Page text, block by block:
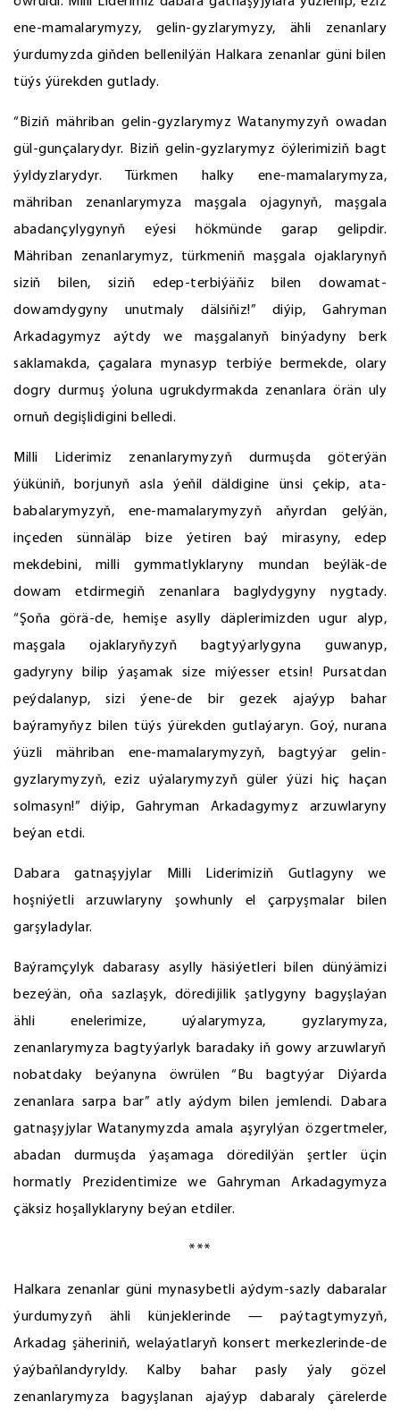
ene-mamalarymyzy, gelin-gyzlarymyzy, ähli zenanlary
ýurdumyzda giňden bellenilýän Halkara zenanlar güni bilen
tüýs ýürekden gutlady.
“Biziň mähriban gelin-gyzlarymyz Watanymyzyň owadan
gül-gunçalarydyr. Biziň gelin-gyzlarymyz öýlerimiziň bagt
ýyldyzlarydyr. Türkmen halky ene-mamalarymyza,
mähriban zenanlarymyza maşgala ojagynyň, maşgala
abadançylygynyň eýesi hökmünde garap gelipdir.
Mähriban zenanlarymyz, türkmeniň maşgala ojaklarynyň
siziň bilen, siziň edep-terbiýäňiz bilen dowamat-
dowamdygyny unutmaly dälsiňiz!” diýip, Gahryman
Arkadagymyz aýtdy we maşgalanyň binýadyny berk
saklamakda, çagalara mynasyp terbiýe bermekde, olary
dogry durmuş ýoluna ugrukdyrmakda zenanlara örän uly
ornuň degişlidigini belledi.
Milli Liderimiz zenanlarymyzyň durmuşda göterýän
ýüküniň, borjunyň asla ýeňil däldigine ünsi çekip, ata-
babalarymyzyň, ene-mamalarymyzyň aňyrdan gelýän,
inçeden sünnäläp bize ýetiren baý mirasyny, edep
mekdebini, milli gymmatlyklaryny mundan beýläk-de
dowam etdirmegiň zenanlara baglydygyny nygtady.
“Şoňa görä-de, hemişe asylly däplerimizden ugur alyp,
maşgala ojaklaryňyzyň bagtyýarlygyna guwanyp,
gadyryny bilip ýaşamak size miýesser etsin! Pursatdan
peýdalanyp, sizi ýene-de bir gezek ajaýyp bahar
baýramyňyz bilen tüýs ýürekden gutlaýaryn. Goý, nurana
ýüzli mähriban ene-mamalarymyzyň, bagtyýar gelin-
gyzlarymyzyň, eziz uýalarymyzyň güler ýüzi hiç haçan
solmasyn!” diýip, Gahryman Arkadagymyz arzuwlaryny
beýan etdi.
Dabara gatnaşyjylar Milli Liderimiziň Gutlagyny we
hoşniýetli arzuwlaryny şowhunly el çarpyşmalar bilen
garşyladylar.
Baýramçylyk dabarasy asylly häsiýetleri bilen dünýämizi
bezeýän, oňa sazlaşyk, döredijilik şatlygyny bagyşlaýan
ähli enelerimize, uýalarymyza, gyzlarymyza,
zenanlarymyza bagtyýarlyk baradaky iň gowy arzuwlaryň
nobatdaky beýanyna öwrülen “Bu bagtyýar Diýarda
zenanlara sarpa bar” atly aýdym bilen jemlendi. Dabara
gatnaşyjylar Watanymyzda amala aşyrylýan özgertmeler,
abadan durmuşda ýaşamaga döredilýän şertler üçin
hormatly Prezidentimize we Gahryman Arkadagymyza
çäksiz hoşallyklaryny beýan etdiler.
***
Halkara zenanlar güni mynasybetli aýdym-sazly dabaralar
ýurdumyzyň ähli künjeklerinde — paýtagtymyzyň,
Arkadag şäheriniň, welaýatlaryň konsert merkezlerinde-de
ýaýbaňlandyryldy. Kalby bahar pasly ýaly gözel
zenanlarymyza bagyşlanan ajaýyp dabaraly çärelerde